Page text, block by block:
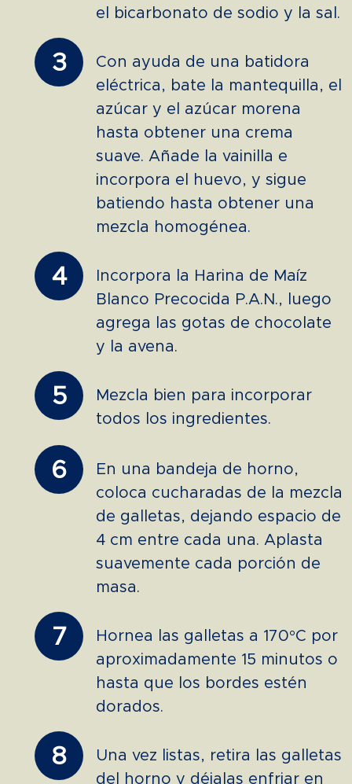
el bicarbonato de sodio y la sal.
3
Con ayuda de una batidora
eléctrica, bate la mantequilla, el
azúcar y el azúcar morena
hasta obtener una crema
suave. Añade la vainilla e
incorpora el huevo, y sigue
batiendo hasta obtener una
mezcla homogénea.
4
Incorpora la Harina de Maíz
Blanco Precocida P.A.N., luego
agrega las gotas de chocolate
y la avena.
5
Mezcla bien para incorporar
todos los ingredientes.
6
En una bandeja de horno,
coloca cucharadas de la mezcla
de galletas, dejando espacio de
4 cm entre cada una. Aplasta
suavemente cada porción de
masa.
7
Hornea las galletas a 170°C por
aproximadamente 15 minutos o
hasta que los bordes estén
dorados.
8
Una vez listas, retira las galletas
del horno y déjalas enfriar en